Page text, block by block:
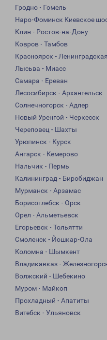
Гродно - Гомель
Наро-Фоминск Киевское
Клин - Ростов-на-Дону
Ковров - Тамбов
Красноярск -
Лысьва - Миасс
Самара - Ереван
Лесосибирск - Архангельск
Солнечногорск - Адлер
Новый Уренгой - Черкесск
Череповец - Шахты
Урюпинск - Курск
Ангарск - Кемерово
Нальчик - Пермь
Калининград - Биробиджан
Мурманск - Арзамас
Борисоглебск - Орск
Орел - Альметьевск
Егорьевск - Тольятти
Смоленск - Йошкар-Ола
Коломна - Шымкент
Владикавказ -
Волжский - Шебекино
Муром - Майкоп
Прохладный - Апатиты
Витебск - Ульяновск